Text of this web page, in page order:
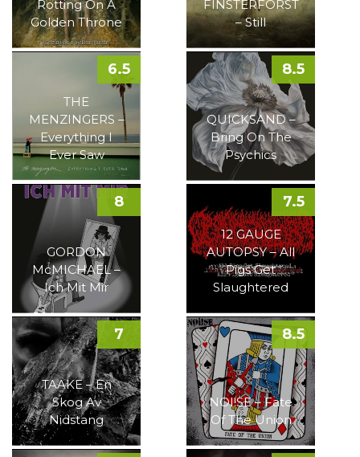
Rotting On A
Golden Throne
FINSTERFORST
– Still
THE
MENZINGERS –
Everything I
Ever Saw
6.5
QUICKSAND –
Bring On The
Psychics
8.5
GORDON
McMICHAEL –
Ich Mit Mir
8
12 GAUGE
AUTOPSY – All
Pigs Get
Slaughtered
7.5
TAAKE – En
Skog Av
Nidstang
7
NOI!SE – Fate
Of The Union
8.5